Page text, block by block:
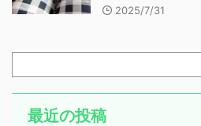
2025/7/31
最近の投稿